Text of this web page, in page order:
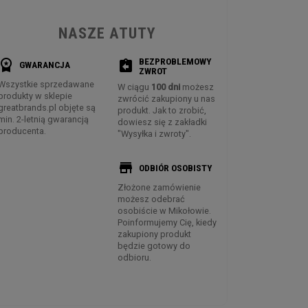
NASZE ATUTY
GWARANCJA
sprzedawane
w sklepie
objęte są
2-letnią gwarancją
assignment_return
BEZPROBLEMOWY
ZWROT
W ciągu 100 dnimożesz
zwrócić zakupiony u nas
produkt. Jak to zrobić,
dowiesz się z zakładki
"Wysyłka i zwroty".
store ODBIÓR OSOBISTY
Złożone zamówienie
możesz odebrać
osobiście w Mikołowie.
Poinformujemy Cię, kiedy
zakupiony produkt
będzie gotowy do
odbioru.